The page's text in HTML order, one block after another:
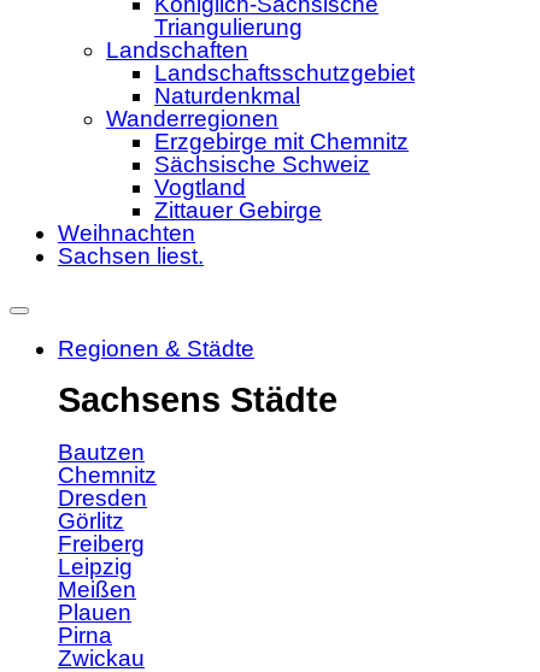
Triangulierung
Landschaften
Landschaftsschutzgebiet
Naturdenkmal
Wanderregionen
Erzgebirge mit Chemnitz
Sächsische Schweiz
Vogtland
Zittauer Gebirge
Weihnachten
Sachsen liest.
Regionen & Städte
Sachsens Städte
Bautzen
Chemnitz
Dresden
Görlitz
Freiberg
Leipzig
Meißen
Plauen
Pirna
Zwickau